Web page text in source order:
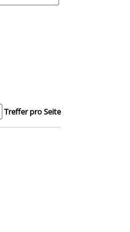
Treffer pro Seite